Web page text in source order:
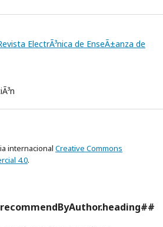
ElectrÃ³nica de EnseÃ±anza de
internacional Creative Commons
4.0.